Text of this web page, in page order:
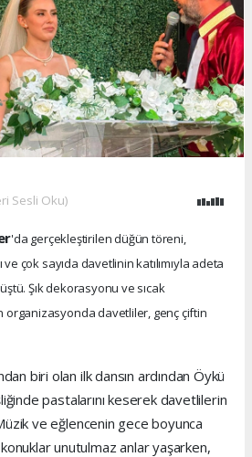
Sesli Oku)
'da gerçekleştirilen düğün töreni,
çok sayıda davetlinin katılımıyla adeta
Şık dekorasyonu ve sıcak
organizasyonda davetliler, genç çiftin
biri olan ilk dansın ardından Öykü
pastalarını keserek davetlilerin
ve eğlencenin gece boyunca
unutulmaz anlar yaşarken,